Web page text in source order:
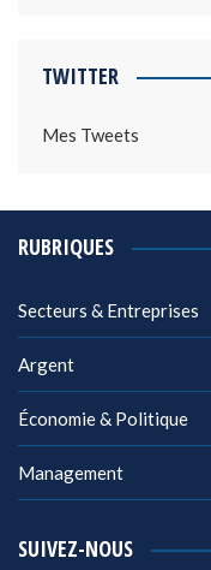
TWITTER
Mes Tweets
RUBRIQUES
Secteurs & Entreprises
Argent
Économie & Politique
Management
SUIVEZ-NOUS